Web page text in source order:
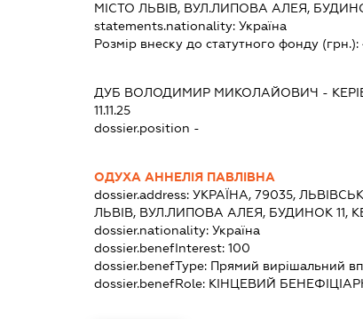
МІСТО ЛЬВІВ, ВУЛ.ЛИПОВА АЛЕЯ,
statements.nationality: Україна
Розмір внеску до статутного фонду (грн.):
ДУБ ВОЛОДИМИР МИКОЛАЙОВИЧ -
11.11.25
dossier.position -
ОДУХА АННЕЛІЯ ПАВЛІВНА
dossier.address: УКРАЇНА, 79035,
ЛЬВІВ, ВУЛ.ЛИПОВА АЛЕЯ, БУДИНОК 11,
dossier.nationality: Україна
dossier.benefInterest: 100
dossier.benefType: Прямий вирішальний
dossier.benefRole: КІНЦЕВИЙ